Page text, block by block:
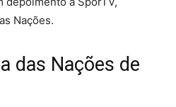
Nações.
das Nações de